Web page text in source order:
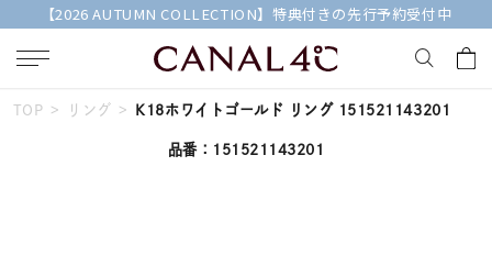
【2026 AUTUMN COLLECTION】特典付きの先行予約受付中
キーワードで検索する
TOP リング K18ホワイトゴールド リング 151521143201
品番：151521143201